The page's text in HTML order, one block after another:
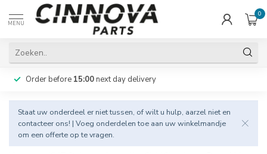
MENU
0
Order before 15:00next day delivery
Staat uw onderdeel er niet tussen, of wilt u hulp, aarzel niet en
contacteer ons! | Voeg onderdelen toe aan uw winkelmandje
om een offerte op te vragen.